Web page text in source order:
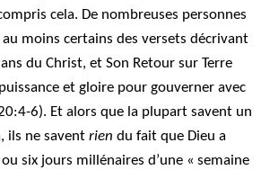
cela. De nombreuses personnes
moins certains des versets décrivant
du Christ, et Son Retour sur Terre
et gloire pour gouverner avec
6). Et alors que la plupart savent un
ils ne saventrien du fait que Dieu a
six jours millénaires d’une « semaine